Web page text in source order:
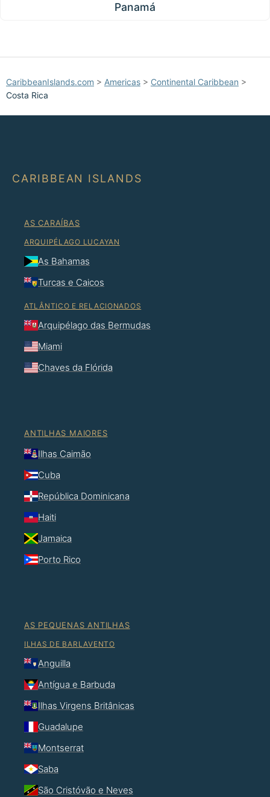
Panamá
CaribbeanIslands.com > Americas > Continental Caribbean >
Costa Rica
CARIBBEAN ISLANDS
AS CARAÍBAS
ARQUIPÉLAGO LUCAYAN
As Bahamas
Turcas e Caicos
ATLÂNTICO E RELACIONADOS
Arquipélago das Bermudas
Miami
Chaves da Flórida
ANTILHAS MAIORES
Ilhas Caimão
Cuba
República Dominicana
Haiti
Jamaica
Porto Rico
AS PEQUENAS ANTILHAS
ILHAS DE BARLAVENTO
Anguilla
Antígua e Barbuda
Ilhas Virgens Britânicas
Guadalupe
Montserrat
Saba
São Cristóvão e Neves